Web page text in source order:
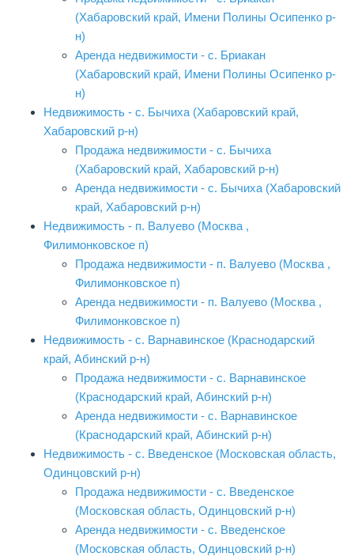
(Хабаровский край, Имени Полины Осипенко р-
н)
Аренда недвижимости - с. Бриакан
(Хабаровский край, Имени Полины Осипенко р-
н)
Недвижимость - с. Бычиха (Хабаровский край,
Хабаровский р-н)
Продажа недвижимости - с. Бычиха
(Хабаровский край, Хабаровский р-н)
Аренда недвижимости - с. Бычиха (Хабаровский
край, Хабаровский р-н)
Недвижимость - п. Валуево (Москва ,
Филимонковское п)
Продажа недвижимости - п. Валуево (Москва ,
Филимонковское п)
Аренда недвижимости - п. Валуево (Москва ,
Филимонковское п)
Недвижимость - с. Варнавинское (Краснодарский
край, Абинский р-н)
Продажа недвижимости - с. Варнавинское
(Краснодарский край, Абинский р-н)
Аренда недвижимости - с. Варнавинское
(Краснодарский край, Абинский р-н)
Недвижимость - с. Введенское (Московская область,
Одинцовский р-н)
Продажа недвижимости - с. Введенское
(Московская область, Одинцовский р-н)
Аренда недвижимости - с. Введенское
(Московская область, Одинцовский р-н)